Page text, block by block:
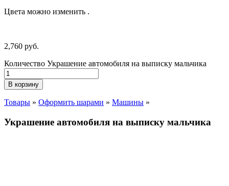
Цвета можно изменить .
2,760 руб.
Количество Украшение автомобиля на выписку мальчика
В корзину
Товары » Оформить шарами » Машины »
Украшение автомобиля на выписку мальчика